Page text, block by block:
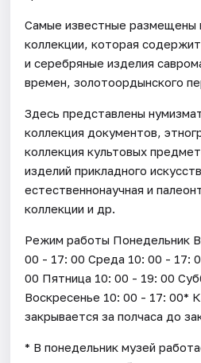
Самые известные размещены
коллекции, которая
и серебряные изделия
времен, золотоордынского
Здесь представлены
коллекция документов,
коллекция культовых
изделий прикладного
естественнонаучная и
коллекции и др.
Режим работы Понедельник
00 - 17: 00 Среда 10: 00 - 17:
00 Пятница 10: 00 - 19: 00
Воскресенье 10: 00 - 17: 00*
закрывается за полчаса до
* В понедельник музей